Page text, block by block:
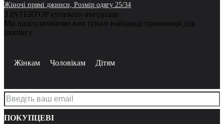
Жіночі прямі джинси, Розмір одягу 25/34
З INTERTOP купувати вигідніше
Ми надсилатимемо вам тільки найкращі пропозиції для
шопінгу
Жінкам Чоловікам Дітям
ПОКУПЦЕВІ